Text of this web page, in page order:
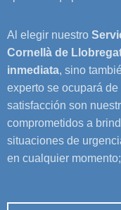
Al elegir nuestro
Cornellà de
inmediata, sino
experto se ocupará
satisfacción son
comprometidos a
situaciones de
en cualquier